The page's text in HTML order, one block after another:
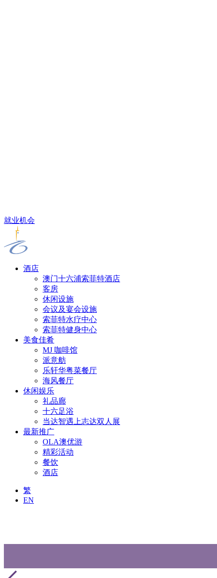
就业机会
酒店
澳门十六浦索菲特酒店
客房
休闲设施
会议及宴会设施
索菲特水疗中心
索菲特健身中心
美食佳肴
MJ 咖啡馆
派意舫
乐轩华粤菜餐厅
海风餐厅
休闲娱乐
礼品廊
十六足浴
当达智遇上志达双人展
最新推广
OLA澳优游
精彩活动
餐饮
酒店
繁
EN